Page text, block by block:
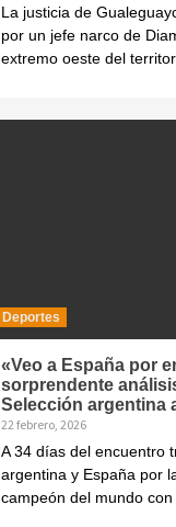
La justicia de
por un jefe narco de
extremo oeste del
Deportes
«Veo a España por
sorprendente
Selección argentina
22 febrero, 2026
A 34 días del encuentro
argentina y España por
campeón del mundo con